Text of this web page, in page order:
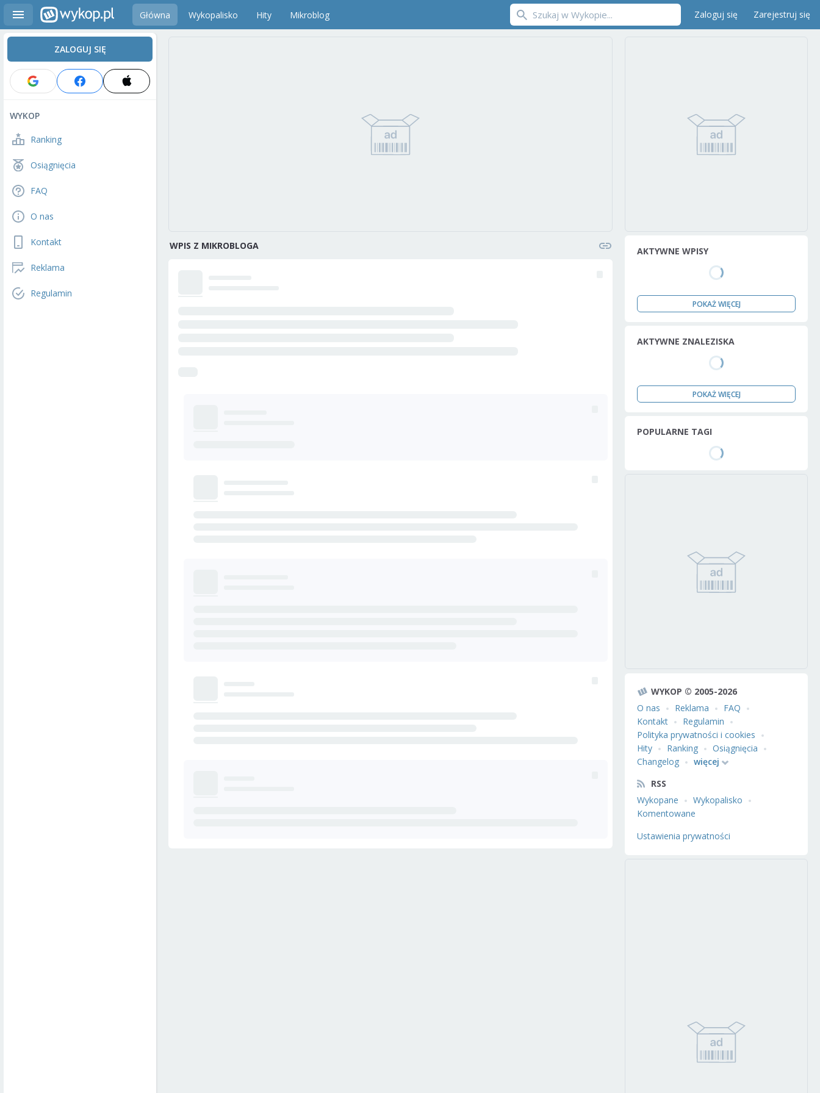
Główna Wykopalisko Hity Mikroblog Zaloguj się Zarejestruj się
ZALOGUJ SIĘ
WYKOP
Ranking
Osiągnięcia
FAQ
O nas
Kontakt
Reklama
Regulamin
WPIS Z MIKROBLOGA AKTYWNE WPISY
POKAŻ WIĘCEJ
AKTYWNE ZNALEZISKA
POKAŻ WIĘCEJ
POPULARNE TAGI
WYKOP © 2005-2026
O nas
Reklama
FAQ
Kontakt
Regulamin
Polityka prywatności i cookies
Hity
Ranking
Osiągnięcia
Changelog
więcej
RSS
Wykopane
Wykopalisko
Komentowane
Ustawienia prywatności